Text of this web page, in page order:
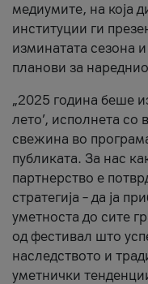
медиумите, на која
институции ги
изминатата сезона и
планови за
„2025 година беше
лето’, исполнета со
свежина во
публиката. За нас
партнерство е
стратегија – да ја
уметноста до сите
од фестивал што
наследството и
уметнички